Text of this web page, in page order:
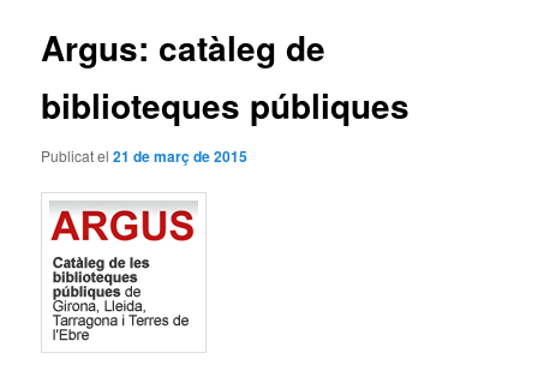
Argus: catàleg de
biblioteques públiques
Publicat el21 de març de 2015